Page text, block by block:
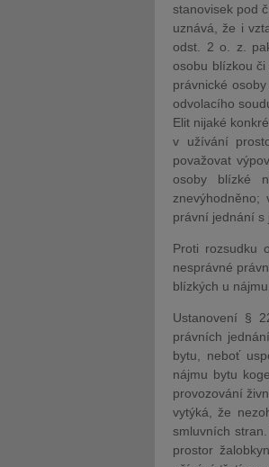
stanovisek pod
uznává, že i
odst. 2 o. z.
osobu blízkou
právnické
odvolacího
Elit nijaké
v užívání
považovat
osoby blízké
právní jednání s
Proti rozsudku
nesprávné
blízkých u
Ustanovení §
právních
bytu, neboť
nájmu bytu
provozování
vytýká, že
smluvních
prostor